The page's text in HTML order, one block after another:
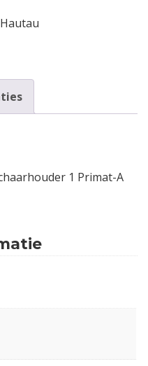
Hautau
1 Primat-A